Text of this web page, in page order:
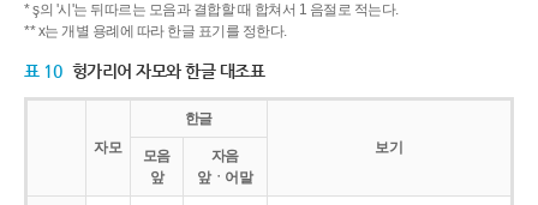
* ş의 '시'는 뒤따르는 모음과 결합할 때 합쳐서 1 음절로 적는다.
** x는 개별 용례에 따라 한글 표기를 정한다.
표 10 헝가리어 자모와 한글 대조표
자모
한글
보기
모음
앞
자음
앞ㆍ어말